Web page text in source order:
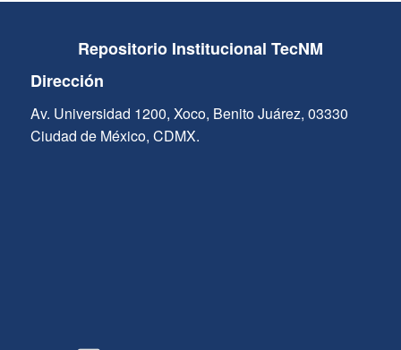
Repositorio Institucional TecNM
Dirección
Av. Universidad 1200, Xoco, Benito Juárez, 03330
Ciudad de México, CDMX.